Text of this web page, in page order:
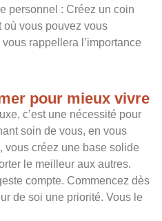
personnel : Créez un coin
où vous pouvez vous
rappellera l’importance
pour mieux vivre
c’est une nécessité pour
soin de vous, en vous
vous créez une base solide
le meilleur aux autres.
compte. Commencez dès
de soi une priorité. Vous le